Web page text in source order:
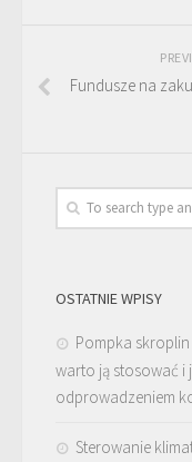
Fundusze na
OSTATNIE WPISY
Pompka
warto ją stosować i
odprowadzeniem
Sterowanie